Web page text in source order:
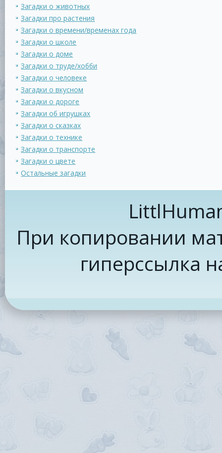
Загадки о животных
Загадки про растения
Загадки о времени/временах года
Загадки о школе
Загадки о доме
Загадки о труде/хобби
Загадки о человеке
Загадки о вкусном
Загадки о дороге
Загадки об игрушках
Загадки о сказках
Загадки о технике
Загадки о транспорте
Загадки о цвете
Остальные загадки
При копировании
гиперссылка